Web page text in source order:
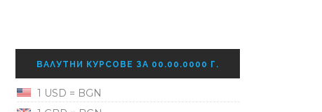
ВАЛУТНИ КУРСОВЕ ЗА 00.00.0000 Г.
1 USD = BGN